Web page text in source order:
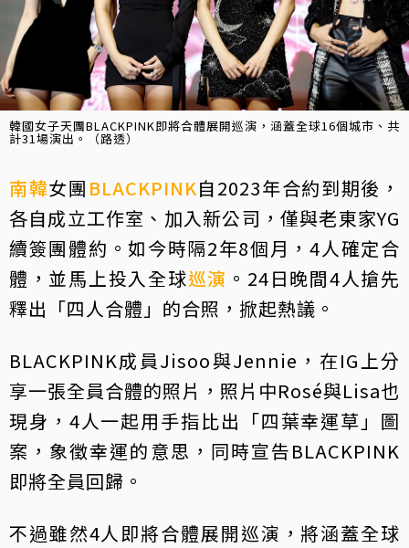
韓國女子天團BLACKPINK即將合體展開巡演，涵蓋全球16個城市、共
計31場演出。（路透）
南韓女團 BLACKPINK自2023年合約到期後，
各自成立工作室、加入新公司，僅與老東家YG
續簽團體約。如今時隔2年8個月，4人確定合
體，並馬上投入全球巡演 。24日晚間4人搶先
釋出「四人合體」的合照，掀起熱議。
BLACKPINK成員Jisoo與Jennie，在IG上分
享一張全員合體的照片，照片中Rosé與Lisa也
現身，4人一起用手指比出「四葉幸運草」圖
案，象徵幸運的意思，同時宣告BLACKPINK
即將全員回歸。
不過雖然4人即將合體展開巡演，將涵蓋全球